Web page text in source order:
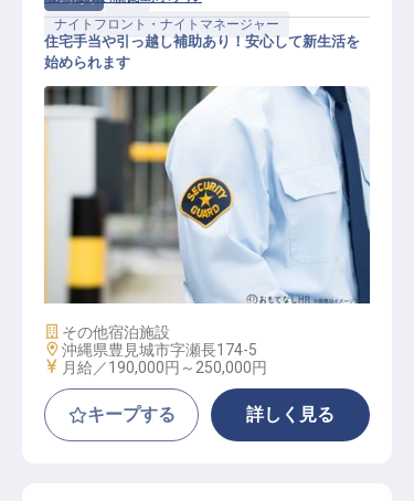
ナイトフロント・ナイトマネージャー
夜勤専属フロントスタッフ
住宅手当や引っ越し補助あり！安心して新生活を
始められます
施設業態
その他宿泊施設
勤務地
沖縄県豊見城市字瀬長174-5
給与
月給／190,000円～ 250,000円
キープする 詳しく見る